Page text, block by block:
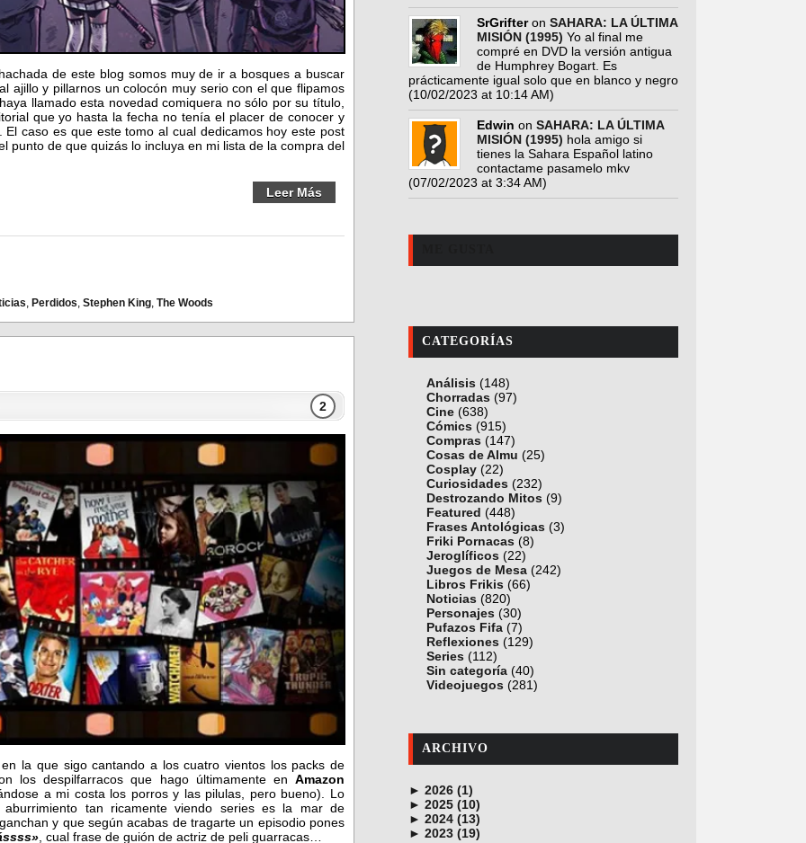
de este blog somos muy de ir a bosques a buscar
ajillo y pillarnos un colocón muy serio con el que flipamos
llamado esta novedad comiquera no sólo por su título,
que yo hasta la fecha no tenía el placer de conocer y
El caso es que este tomo al cual dedicamos hoy este post
punto de que quizás lo incluya en mi lista de la compra del
Leer Más
, Perdidos, Stephen King, The Woods
2
la que sigo cantando a los cuatro vientos los packs de
los despilfarracos que hago últimamente en Amazon
a mi costa los porros y las pilulas, pero bueno). Lo
tan ricamente viendo series es la mar de
y que según acabas de tragarte un episodio pones
, cual frase de guión de actriz de peli guarracas…
SrGrifteron SAHARA: LA ÚLTIMA
MISIÓN (1995) Yo al final me
compré en DVD la versión antigua
de Humphrey Bogart. Es
prácticamente igual solo que en blanco y negro
(10/02/2023 at 10:14 AM)
Edwin on SAHARA: LA ÚLTIMA
MISIÓN (1995) hola amigo si
tienes la Sahara Español latino
contactame pasamelo mkv
(07/02/2023 at 3:34 AM)
CATEGORÍAS
Análisis (148)
Chorradas (97)
Cine (638)
Cómics (915)
Compras (147)
Cosas de Almu (25)
Cosplay (22)
Curiosidades (232)
Destrozando Mitos (9)
Featured (448)
Frases Antológicas (3)
Friki Pornacas (8)
Jeroglíficos (22)
Juegos de Mesa (242)
Libros Frikis (66)
Noticias (820)
Personajes (30)
Pufazos Fifa (7)
Reflexiones (129)
Series (112)
Sin categoría (40)
Videojuegos (281)
ARCHIVO
► 2026 (1)
junio (1)
► 2025 (10)
noviembre (1)
octubre (1)
► 2024 (13)
diciembre (4)
► 2023 (19)